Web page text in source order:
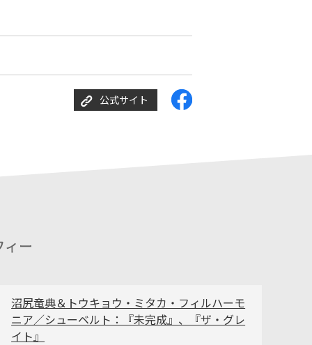
公式サイト
沼尻竜典＆トウキョウ・ミタカ・フィルハーモ
ニア／シューベルト：『未完成』、『ザ・グレ
イト』